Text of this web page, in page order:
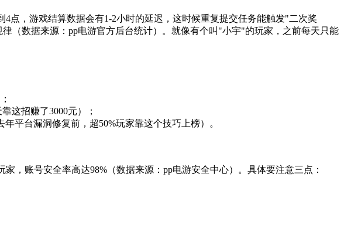
点，游戏结算数据会有1-2小时的延迟，这时候重复提交任务能触发"二次奖
（数据来源：pp电游官方后台统计）。就像有个叫"小宇"的玩家，之前每天只能
这招赚了3000元）；
平台漏洞修复前，超50%玩家靠这个技巧上榜）。
，账号安全率高达98%（数据来源：pp电游安全中心）。具体要注意三点：